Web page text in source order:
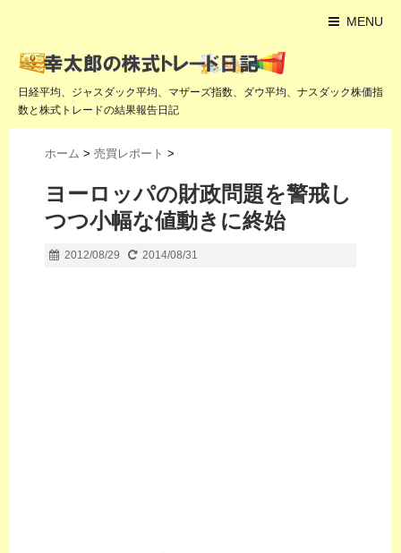
MENU
日経平均、ジャスダック平均、マザーズ指数、ダウ平均、ナスダック株価指
数と株式トレードの結果報告日記
ホーム > 売買レポート >
ヨーロッパの財政問題を警戒し
つつ小幅な値動きに終始
2012/08/29 2014/08/31